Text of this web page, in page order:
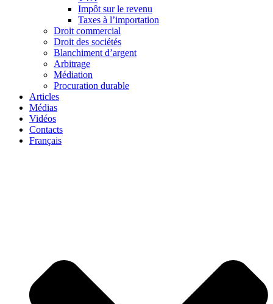
Impôt sur le revenu
Taxes à l’importation
Droit commercial
Droit des sociétés
Blanchiment d’argent
Arbitrage
Médiation
Procuration durable
Articles
Médias
Vidéos
Contacts
Français